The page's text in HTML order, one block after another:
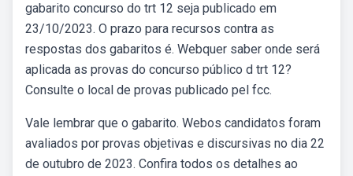
gabarito concurso do trt 12 seja publicado em
23/10/2023. O prazo para recursos contra as
respostas dos gabaritos é. Webquer saber onde será
aplicada as provas do concurso público d trt 12?
Consulte o local de provas publicado pel fcc.
Vale lembrar que o gabarito. Webos candidatos foram
avaliados por provas objetivas e discursivas no dia 22
de outubro de 2023. Confira todos os detalhes ao